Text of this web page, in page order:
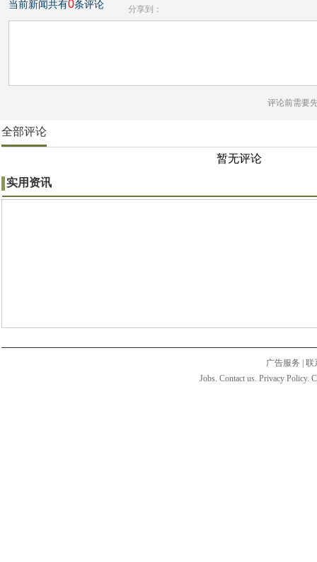
当前新闻共有0条评论 分享到：
评论前需要
全部评论
暂无评论
实用资讯
广告服务
联
Jobs. Contact us. Privacy Policy.